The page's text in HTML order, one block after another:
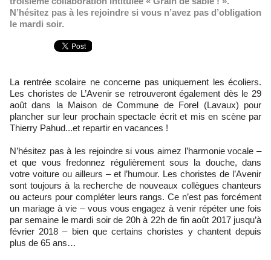
N’hésitez pas à les rejoindre si vous n’avez pas d’obligation
le mardi soir.
La rentrée scolaire ne concerne pas uniquement les écoliers.
Les choristes de L’Avenir se retrouveront également dès le 29
août dans la Maison de Commune de Forel (Lavaux) pour
plancher sur leur prochain spectacle écrit et mis en scène par
Thierry Pahud...et repartir en vacances !
N’hésitez pas à les rejoindre si vous aimez l’harmonie vocale –
et que vous fredonnez régulièrement sous la douche, dans
votre voiture ou ailleurs – et l’humour. Les choristes de l’Avenir
sont toujours à la recherche de nouveaux collègues chanteurs
ou acteurs pour compléter leurs rangs. Ce n’est pas forcément
un mariage à vie – vous vous engagez à venir répéter une fois
par semaine le mardi soir de 20h à 22h de fin août 2017 jusqu’à
février 2018 – bien que certains choristes y chantent depuis
plus de 65 ans…